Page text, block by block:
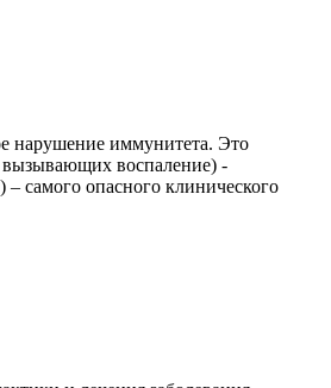
нарушение иммунитета. Это
вызывающих воспаление) -
самого опасного клинического